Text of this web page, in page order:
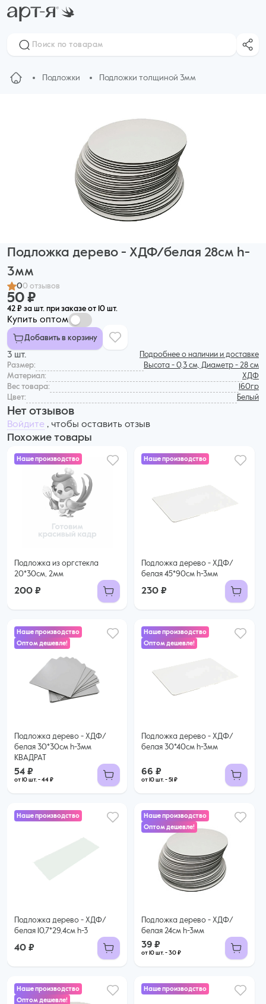
Подложки Подложки толщиной 3мм
Подложка дерево - ХДФ/белая 28см h-
3мм
00 отзывов
50 ₽
42 ₽ за шт. при заказе от 10 шт.
Купить оптом
Добавить в корзину
3 шт.
Подробнее о наличии и доставке
Размер:
Высота - 0,3 см, Диаметр - 28 см
Материал:
ХДФ
Вес товара:
160гр
Цвет:
Белый
Нет отзывов
Войдите , чтобы оставить отзыв
Похожие товары
Наше производство
Подложка из оргстекла
20*30см, 2мм
200 ₽
Наше производство
Подложка дерево - ХДФ/
белая 45*90см h-3мм
230 ₽
Наше производство
Оптом дешевле!
Подложка дерево - ХДФ/
белая 30*30см h-3мм
КВАДРАТ
54 ₽
от 10 шт. - 44 ₽
54 ₽
44 ₽ за шт. при заказе от 10 шт.
Купить оптом
Наше производство
Оптом дешевле!
Подложка дерево - ХДФ/
белая 30*40см h-3мм
66 ₽
от 10 шт. - 51 ₽
51 ₽ за шт. при заказе от 10 шт.
Купить оптом
Наше производство
Подложка дерево - ХДФ/
белая 10,7*29,4см h-3
40 ₽
Наше производство
Оптом дешевле!
Подложка дерево - ХДФ/
белая 24см h-3мм
39 ₽
от 10 шт. - 30 ₽
30 ₽ за шт. при заказе от 10 шт.
Наше производство
Оптом дешевле!
Наше производство